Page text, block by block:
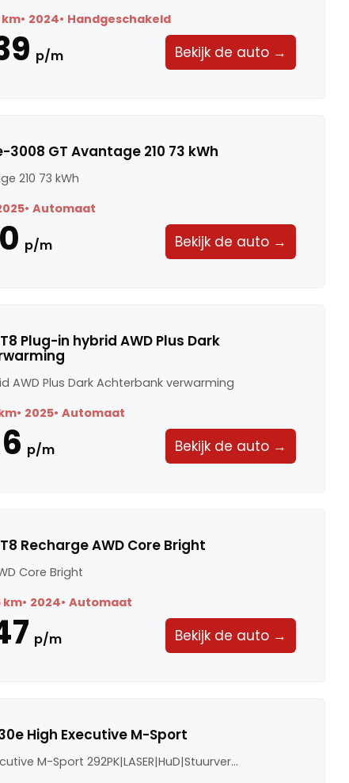
km 2024 Handgeschakeld
p/m Bekijk de auto →
3008 GT Avantage 210 73 kWh
210 73 kWh
Automaat
p/m Bekijk de auto →
Plug-in hybrid AWD Plus Dark
AWD Plus Dark Achterbank verwarming
2025 Automaat
p/m Bekijk de auto →
Recharge AWD Core Bright
Core Bright
km 2024 Automaat
p/m Bekijk de auto →
High Executive M-Sport
M-Sport 292PK|LASER|HuD|Stuurver...